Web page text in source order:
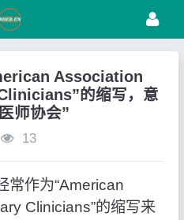
Association
的缩写，意
师协会”
13
常作为“American
Clinicians”的缩写来